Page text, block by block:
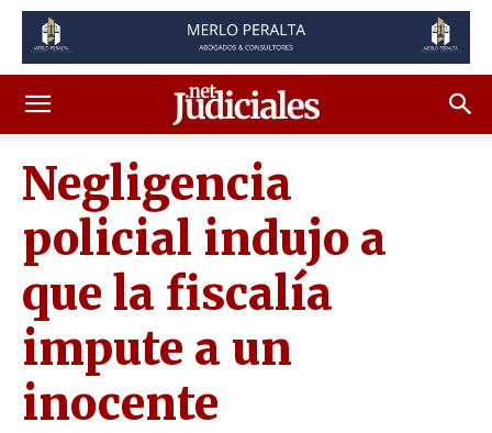
Negligencia
policial indujo a
que la fiscalía
impute a un
inocente